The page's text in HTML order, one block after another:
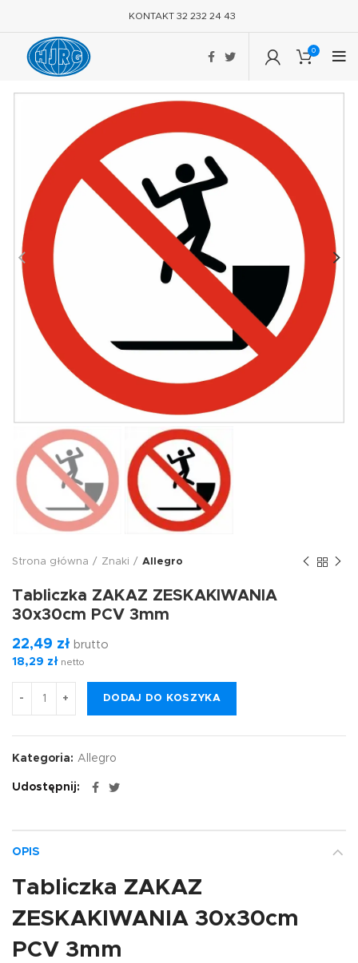
KONTAKT 32 232 24 43
0
Strona główna Znaki Allegro
Tabliczka ZAKAZ ZESKAKIWANIA
30x30cm PCV 3mm
22,49 zł brutto
18,29 zł netto
DODAJ DO KOSZYKA
Kategoria: Allegro
Udostępnij
OPIS
Tabliczka ZAKAZ
ZESKAKIWANIA 30x30cm
PCV 3mm